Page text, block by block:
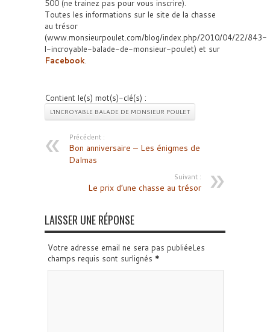
500 (ne trainez pas pour vous inscrire).
Toutes les informations sur le site de la chasse
au trésor
(www.monsieurpoulet.com/blog/index.php/2010/04/22/843-
l-incroyable-balade-de-monsieur-poulet) et sur
Facebook.
Contient le(s) mot(s)-clé(s) :
L'INCROYABLE BALADE DE MONSIEUR POULET
Précédent :
Bon anniversaire – Les énigmes de
Dalmas
Suivant :
Le prix d’une chasse au trésor
LAISSER UNE RÉPONSE
Votre adresse email ne sera pas publiéeLes
champs requis sont surlignés *